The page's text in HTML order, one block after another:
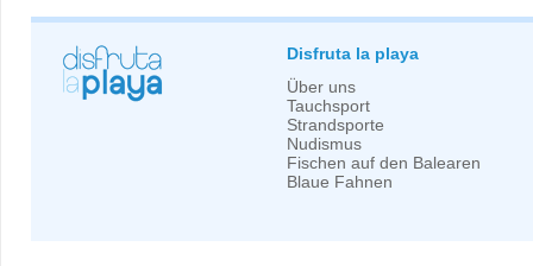
Disfruta la playa
Über uns
Tauchsport
Strandsporte
Nudismus
Fischen auf den Balearen
Blaue Fahnen